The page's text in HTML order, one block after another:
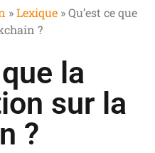
»Lexique »Qu’est ce que
?
la
sur la
?